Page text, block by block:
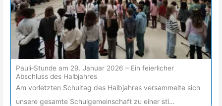
Pauli‑Stunde am 29. Januar 2026 – Ein feierlicher
Abschluss des Halbjahres
Am vorletzten Schultag des Halbjahres versammelte sich
unsere gesamte Schulgemeinschaft zu einer sti…